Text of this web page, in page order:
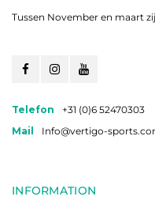
Tussen November en maart
Telefon
+31 (0)6 52470303
Mail
Info@vertigo-
INFORMATION